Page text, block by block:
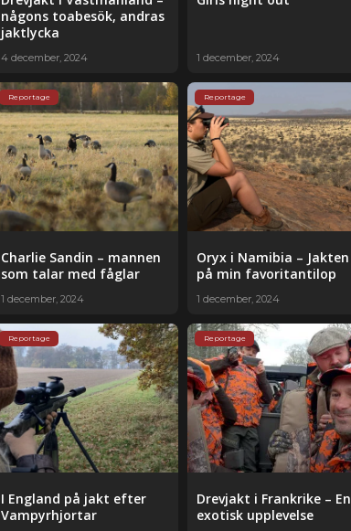
någons toabesök, andras
jaktlycka
4 december, 2024 1 december, 2024
Reportage
Charlie Sandin – mannen
som talar med fåglar
1 december, 2024
Reportage
Oryx i Namibia – Jakten
på min favoritantilop
1 december, 2024
Reportage
I England på jakt efter
Vampyrhjortar
Reportage
Drevjakt i Frankrike – En
exotisk upplevelse